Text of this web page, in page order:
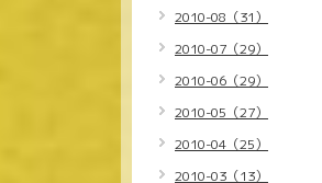
2010-08（31）
2010-07（29）
2010-06（29）
2010-05（27）
2010-04（25）
2010-03（13）